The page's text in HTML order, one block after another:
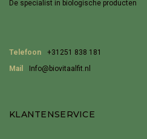
De specialist in biologische producten
Telefoon
+31251 838 181
Mail
Info@biovitaalfit.nl
KLANTENSERVICE